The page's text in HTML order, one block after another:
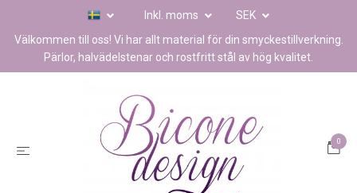
Inkl. moms
SEK
Välkommen till oss! Vi har allt material för din smyckestillverkning.
Pärlor, halvädelstenar och rostfritt stål av hög kvalitet.
0